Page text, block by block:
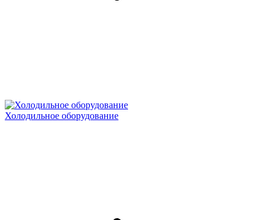
Холодильное оборудование